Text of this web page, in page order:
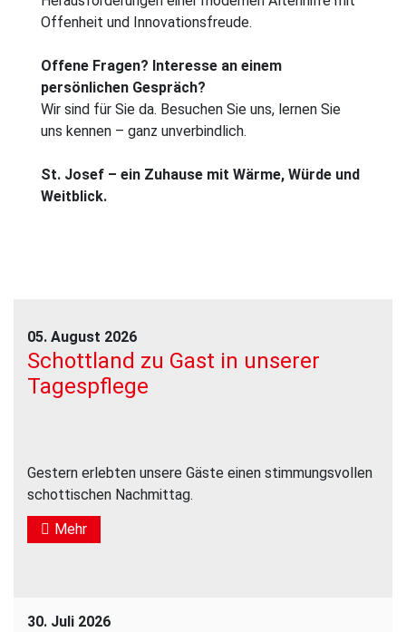
Offenheit und Innovationsfreude.
Offene Fragen? Interesse an einem
persönlichen Gespräch?
Wir sind für Sie da. Besuchen Sie uns, lernen Sie
uns kennen – ganz unverbindlich.
St. Josef – ein Zuhause mit Wärme, Würde und
Weitblick.
05. August 2026
Schottland zu Gast in unserer
Tagespflege
Gestern erlebten unsere Gäste einen stimmungsvollen
schottischen Nachmittag.
Mehr
30. Juli 2026